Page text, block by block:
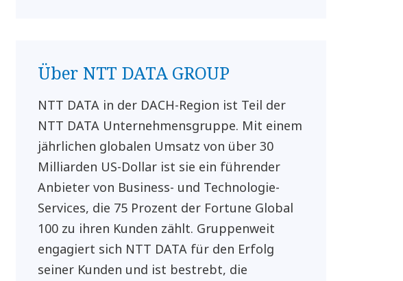
Über NTT DATA GROUP
NTT DATA in der DACH-Region ist Teil der
NTT DATA Unternehmensgruppe. Mit einem
jährlichen globalen Umsatz von über 30
Milliarden US-Dollar ist sie ein führender
Anbieter von Business- und Technologie-
Services, die 75 Prozent der Fortune Global
100 zu ihren Kunden zählt. Gruppenweit
engagiert sich NTT DATA für den Erfolg
seiner Kunden und ist bestrebt, die